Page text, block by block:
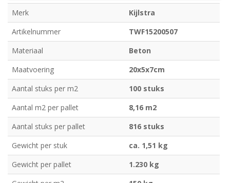
Merk
Kijlstra
Artikelnummer
TWF15200507
Materiaal
Beton
Maatvoering
20x5x7cm
Aantal stuks per m2
100 stuks
Aantal m2 per pallet
8,16 m2
Aantal stuks per pallet
816 stuks
Gewicht per stuk
ca. 1,51 kg
Gewicht per pallet
1.230 kg